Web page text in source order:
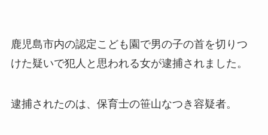
鹿児島市内の認定こども園で男の子の首を切りつ
けた疑いで犯人と思われる女が逮捕されました。
逮捕されたのは、保育士の笹山なつき容疑者。